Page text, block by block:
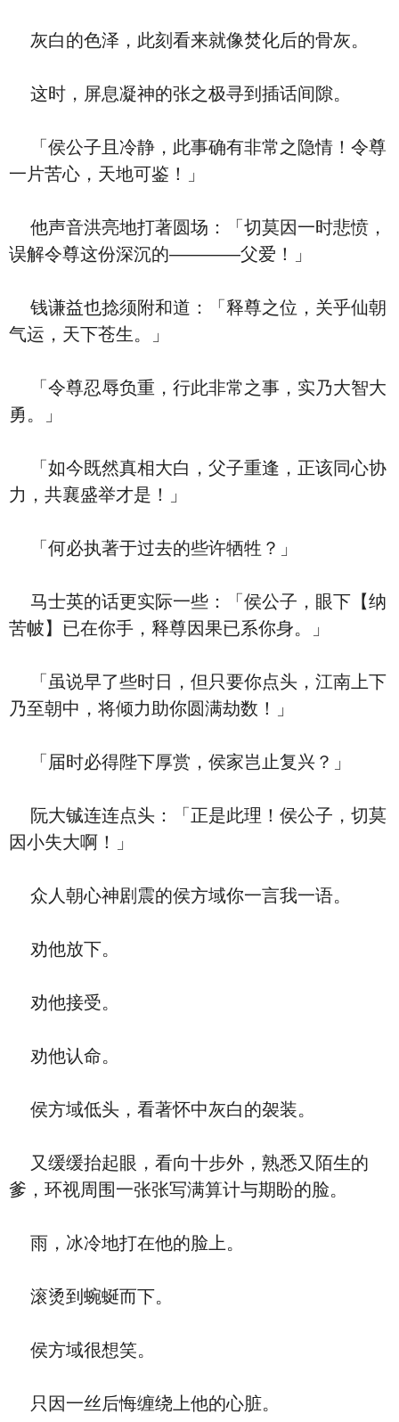
灰白的色泽，此刻看来就像焚化后的骨灰。
这时，屏息凝神的张之极寻到插话间隙。
「侯公子且冷静，此事确有非常之隐情！令尊
一片苦心，天地可鉴！」
他声音洪亮地打著圆场：「切莫因一时悲愤，
误解令尊这份深沉的————父爱！」
钱谦益也捻须附和道：「释尊之位，关乎仙朝
气运，天下苍生。」
「令尊忍辱负重，行此非常之事，实乃大智大
勇。」
「如今既然真相大白，父子重逢，正该同心协
力，共襄盛举才是！」
「何必执著于过去的些许牺牲？」
马士英的话更实际一些：「侯公子，眼下【纳
苦帔】已在你手，释尊因果已系你身。」
「虽说早了些时日，但只要你点头，江南上下
乃至朝中，将倾力助你圆满劫数！」
「届时必得陛下厚赏，侯家岂止复兴？」
阮大铖连连点头：「正是此理！侯公子，切莫
因小失大啊！」
众人朝心神剧震的侯方域你一言我一语。
劝他放下。
劝他接受。
劝他认命。
侯方域低头，看著怀中灰白的袈装。
又缓缓抬起眼，看向十步外，熟悉又陌生的
爹，环视周围一张张写满算计与期盼的脸。
雨，冰冷地打在他的脸上。
滚烫到蜿蜒而下。
侯方域很想笑。
只因一丝后悔缠绕上他的心脏。